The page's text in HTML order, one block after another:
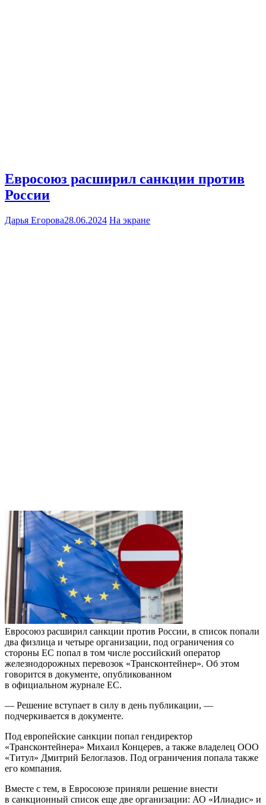
Евросоюз расширил санкции против
России
Дарья Егорова28.06.2024 На экране
Евросоюз расширил санкции против России, в список попали
два физлица и четыре организации, под ограничения со
стороны ЕС попал в том числе российский оператор
железнодорожных перевозок «Трансконтейнер». Об этом
говорится в документе, опубликованном
в официальном журнале ЕС.
— Решение вступает в силу в день публикации, —
подчеркивается в документе.
Под европейские санкции попал гендиректор
«Трансконтейнера» Михаил Концерев, а также владелец ООО
«Титул» Дмитрий Белоглазов. Под ограничения попала также
его компания.
Вместе с тем, в Евросоюзе приняли решение внести
в санкционный список еще две организации: АО «Илиадис» и